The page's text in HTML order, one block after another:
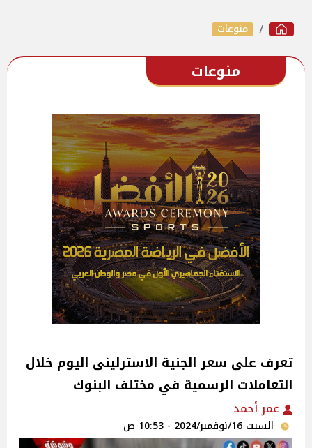
منوعات
منوعات
تعرف على سعر الجنية الاسترلينى اليوم خلال
التعاملات الرسمية في مختلف البنوك
عمر أحمد
السبت 16/نوفمبر/2024 - 10:53 ص